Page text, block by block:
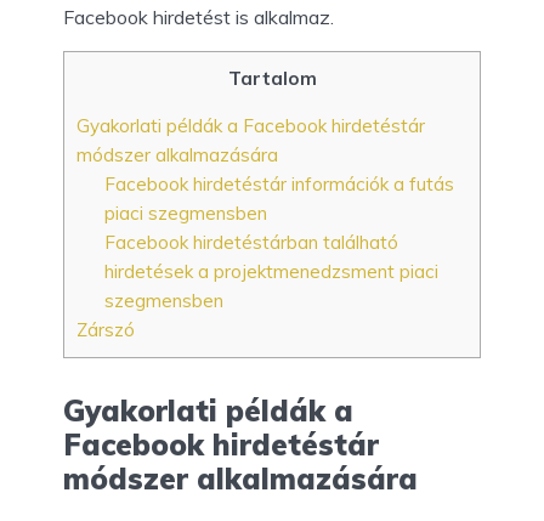
Facebook hirdetést is alkalmaz.
Tartalom
Gyakorlati példák a Facebook hirdetéstár
módszer alkalmazására
Facebook hirdetéstár információk a futás
piaci szegmensben
Facebook hirdetéstárban található
hirdetések a projektmenedzsment piaci
szegmensben
Zárszó
Gyakorlati példák a
Facebook hirdetéstár
módszer alkalmazására